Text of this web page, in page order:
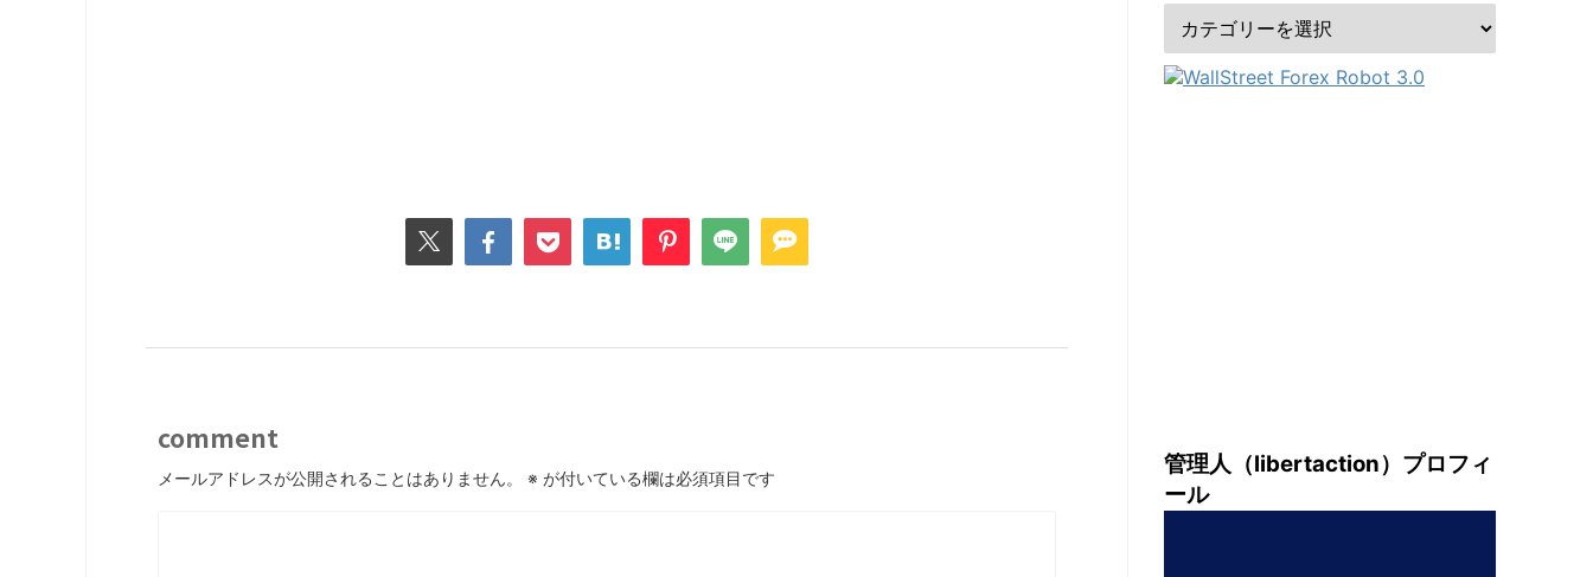
comment
メールアドレスが公開されることはありません。 ※ が付いている欄は必須項目です
管理人（libertaction）プロフィ
ール